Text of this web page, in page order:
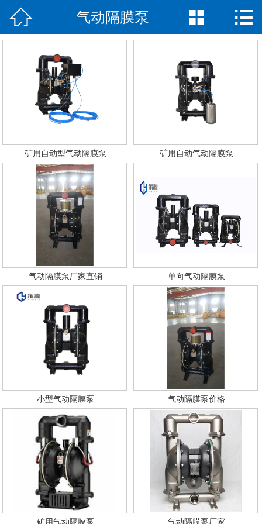
网站首页
产品展示
新闻中心
公司场景
联系我们
 气动隔膜泵  
矿用自动型气动隔膜泵 矿用自动气动隔膜泵
气动隔膜泵厂家直销 单向气动隔膜泵
小型气动隔膜泵 气动隔膜泵价格
矿用气动隔膜泵 气动隔膜泵厂家